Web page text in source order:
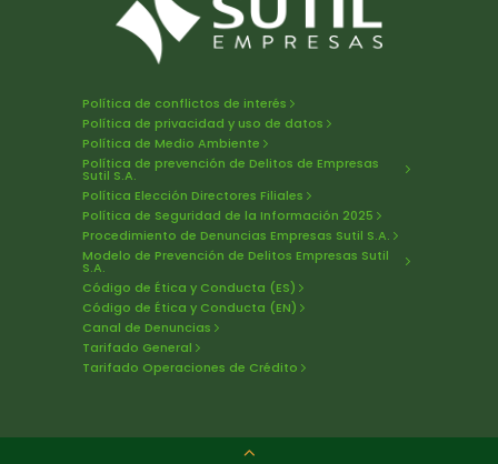
Política de conflictos de interés
Política de privacidad y uso de datos
Política de Medio Ambiente
Política de prevención de Delitos de Empresas
Sutil S.A.
Política Elección Directores Filiales
Política de Seguridad de la Información 2025
Procedimiento de Denuncias Empresas Sutil S.A.
Modelo de Prevención de Delitos Empresas Sutil
S.A.
Código de Ética y Conducta (ES)
Código de Ética y Conducta (EN)
Canal de Denuncias
Tarifado General
Tarifado Operaciones de Crédito